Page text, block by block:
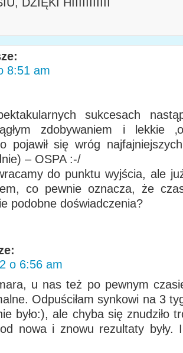
8:51 am
sukcesach
zdobywaniem i lekkie
pojawił się wróg
– OSPA :-/
do punktu wyjścia, ale
co pewnie oznacza, że
podobne doświadczenia?
o 6:56 am
u nas też po pewnym
Odpuściłam synkowi na 3
było:), ale chyba się znudziło
nowa i znowu rezultaty były.